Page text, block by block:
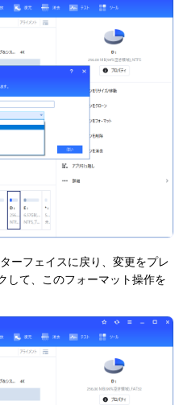
ーフェイスに戻り、変更をプレ
して、このフォーマット操作を